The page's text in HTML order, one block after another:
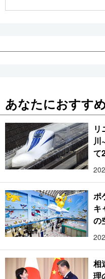
あなたにおすす
リ
川
て
ポ
キ
の
相
理